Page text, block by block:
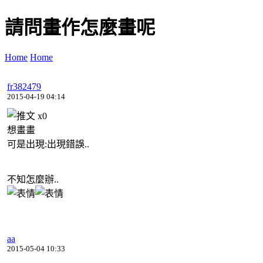
請問畫作怎麼畫呢
Home Home
fr382479
2015-04-19 04:14
x0
想畫畫
可是出現:出現錯誤..
不知怎麼辦..
aa
2015-05-04 10:33